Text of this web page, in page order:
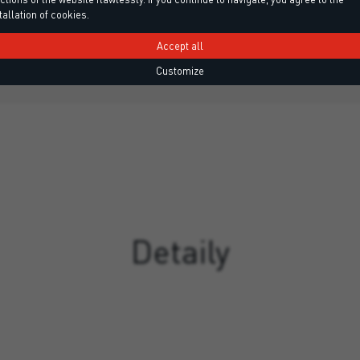
pěna pro pokládku tašek a
PU pěna pro celoroční použití
Detaily
of cookies.
Accept all
Customize